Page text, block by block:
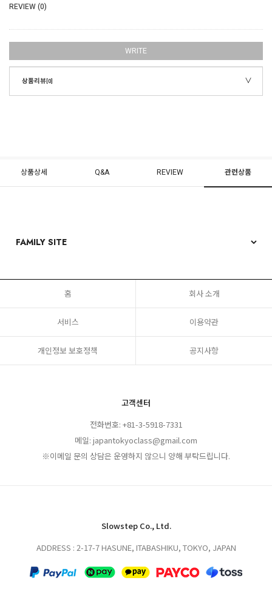
REVIEW (0)
WRITE
상품리뷰[0]
상품상세 Q&A REVIEW 관련상품
홈 회사 소개
서비스 이용약관
개인정보 보호정책 공지사항
고객센터
전화번호: +81-3-5918-7331
메일: japantokyoclass@gmail.com
※이메일 문의 상담은 운영하지 않으니 양해 부탁드립니다.
Slowstep Co., Ltd.
ADDRESS : 2-17-7 HASUNE, ITABASHIKU, TOKYO, JAPAN